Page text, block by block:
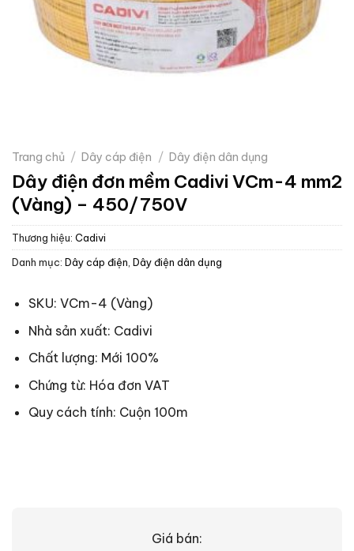
Trang chủ / Dây cáp điện / Dây điện dân dụng
Dây điện đơn mềm Cadivi VCm-4 mm2
(Vàng) – 450/750V
Thương hiệu: Cadivi
Danh mục: Dây cáp điện Dây điện dân dụng
SKU: VCm-4 (Vàng)
Nhà sản xuất: Cadivi
Chất lượng: Mới 100%
Chứng từ: Hóa đơn VAT
Quy cách tính: Cuộn 100m
Giá bán: